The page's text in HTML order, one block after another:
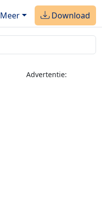
Meer Download
Advertentie: